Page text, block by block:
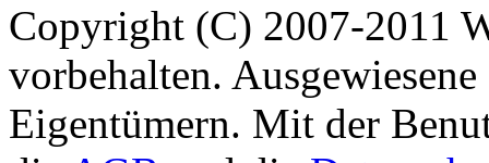
Copyright (C) 2007-2011
vorbehalten.
Eigentümern. Mit der